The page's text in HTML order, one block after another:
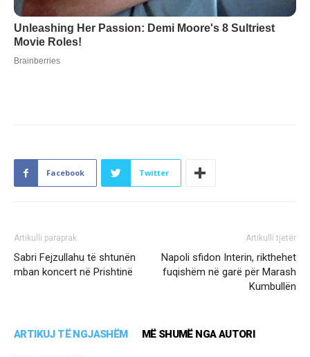
Facebook Twitter
Artikulli paraprak
Sabri Fejzullahu të shtunën
mban koncert në Prishtinë
Artikulli tjetër
Napoli sfidon Interin, rikthehet
fuqishëm në garë për Marash
Kumbullën
ARTIKUJ TË NGJASHËM MË SHUMË NGA AUTORI